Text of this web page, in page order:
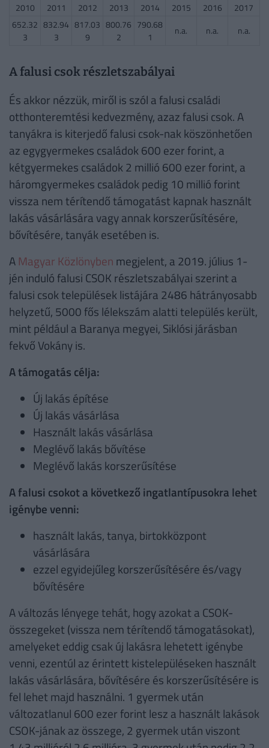
2010 2011 2012 2013 2014 2015 2016
2017
652.32
3
832.94
3
817.03
9
800.76
2
790.68
1
n.a. n.a. n.a.
A falusi csok részletszabályai
És akkor nézzük, miről is szól a falusi családi
otthonteremtési kedvezmény, azaz falusi csok. A
tanyákra is kiterjedő falusi csok-nak köszönhetően
az egygyermekes családok 600 ezer forint, a
kétgyermekes családok 2 millió 600 ezer forint, a
háromgyermekes családok pedig 10 millió forint
vissza nem térítendő támogatást kapnak használt
lakás vásárlására vagy annak korszerűsítésére,
bővítésére, tanyák esetében is.
A Magyar Közlönyben megjelent, a 2019. július 1-
jén induló falusi CSOK részletszabályai szerint a
falusi csok települések listájára 2486 hátrányosabb
helyzetű, 5000 fős lélekszám alatti település került,
mint például a Baranya megyei, Siklósi járásban
fekvő Vokány is.
A támogatás célja:
Új lakás építése
Új lakás vásárlása
Használt lakás vásárlása
Meglévő lakás bővítése
Meglévő lakás korszerűsítése
A falusi csokot a következő ingatlantípusokra lehet
igénybe venni:
használt lakás, tanya, birtokközpont
vásárlására
ezzel egyidejűleg korszerűsítésére és/vagy
bővítésére
A változás lényege tehát, hogy azokat a CSOK-
összegeket (vissza nem térítendő támogatásokat),
amelyeket eddig csak új lakásra lehetett igénybe
venni, ezentúl az érintett kistelepüléseken használt
lakás vásárlására, bővítésére és korszerűsítésére is
fel lehet majd használni. 1 gyermek után
változatlanul 600 ezer forint lesz a használt lakások
CSOK-jának az összege, 2 gyermek után viszont